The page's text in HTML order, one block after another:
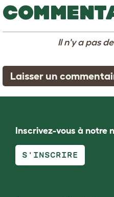
Il n'y a pas
Laisser un
Inscrivez-vous à notre
S'INSCRIRE